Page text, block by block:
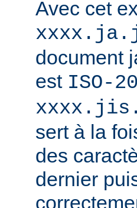
Avec cet
document
est ISO-
sert à la
des
dernier